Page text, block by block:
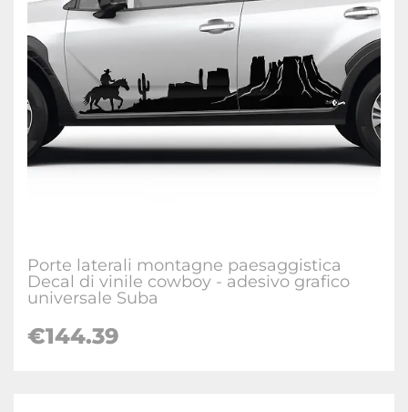
Porte laterali montagne paesaggistica
Decal di vinile cowboy - adesivo grafico
universale Suba
€144.39